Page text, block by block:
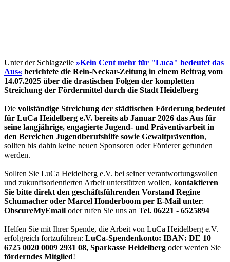
Unter der Schlagzeile »Kein Cent mehr für "Luca" bedeutet das
Aus« berichtete die Rein-Neckar-Zeitung in einem Beitrag vom
14.07.2025 über die drastischen Folgen der kompletten
Streichung der Fördermittel durch die Stadt Heidelberg
Die vollständige Streichung der städtischen Förderung bedeutet
für LuCa Heidelberg e.V. bereits ab Januar 2026 das Aus für
seine langjährige, engagierte Jugend- und Präventivarbeit in
den Bereichen Jugendberufshilfe sowie Gewaltprävention,
sollten bis dahin keine neuen Sponsoren oder Förderer gefunden
werden.
Sollten Sie LuCa Heidelberg e.V. bei seiner verantwortungsvollen
und zukunftsorientierten Arbeit unterstützen wollen, kontaktieren
Sie bitte direkt den geschäftsführenden Vorstand Regine
Schumacher oder Marcel Honderboom per E-Mail unter:
ObscureMyEmail oder rufen Sie uns an Tel. 06221 - 6525894
Helfen Sie mit Ihrer Spende, die Arbeit von LuCa Heidelberg e.V.
erfolgreich fortzuführen: LuCa-Spendenkonto: IBAN: DE 10
6725 0020 0009 2931 08, Sparkasse Heidelberg oder werden Sie
förderndes Mitglied!